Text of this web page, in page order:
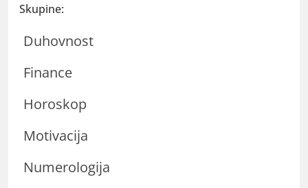
Skupine:
Duhovnost
Finance
Horoskop
Motivacija
Numerologija